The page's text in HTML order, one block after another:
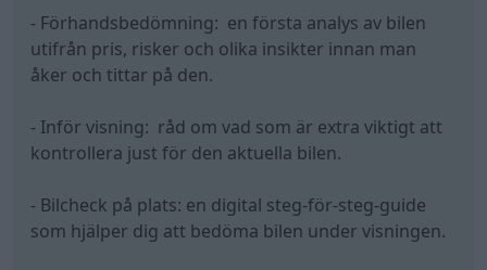
- Förhandsbedömning: en första analys av bilen
utifrån pris, risker och olika insikter innan man
åker och tittar på den.
- Inför visning: råd om vad som är extra viktigt att
kontrollera just för den aktuella bilen.
- Bilcheck på plats: en digital steg-för-steg-guide
som hjälper dig att bedöma bilen under visningen.